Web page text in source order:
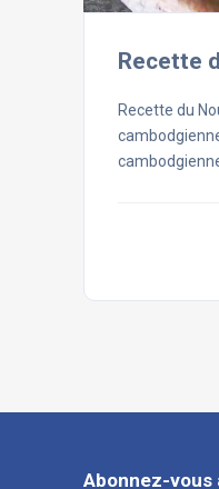
Recette
Recette du
Abonnez-vous